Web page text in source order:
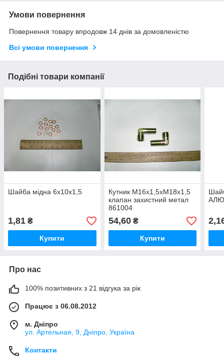
Умови повернення
Повернення товару впродовж 14 днів за домовленістю
Всі умови повернення
Подібні товари компанії
Шайба мідна 6х10х1,5
1,81 ₴
Купити
Кутник М16х1,5хМ18х1,5
клапан захистний метал
861004
54,60₴
Купити
Про нас
100% позитивних з 21 відгука за рік
Працює з 06.08.2012
м. Дніпро
ул. Артельная, 9, Дніпро, Україна
Контакти